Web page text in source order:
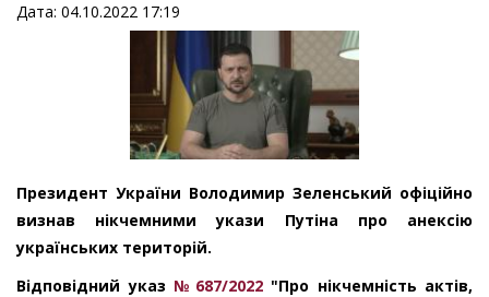
Дата: 04.10.2022 17:19
Президент України Володимир Зеленський офіційно
визнав нікчемними укази Путіна про анексію
українських територій.
Відповідний указ № 687/2022"Про нікчемність актів,